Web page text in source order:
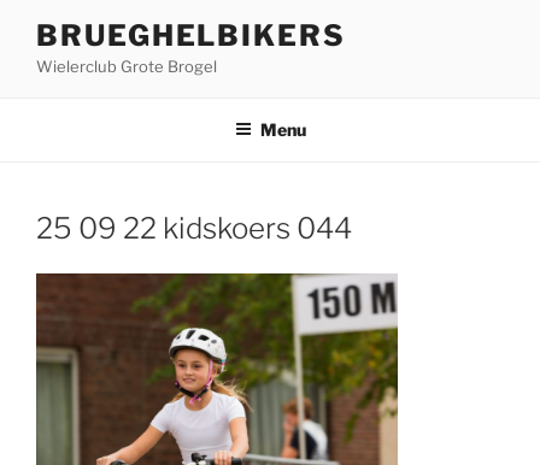
BRUEGHELBIKERS
Wielerclub Grote Brogel
Menu
25 09 22 kidskoers 044